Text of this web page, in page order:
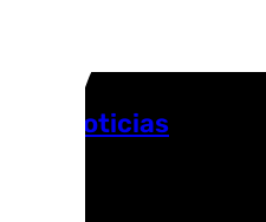
Más noticias